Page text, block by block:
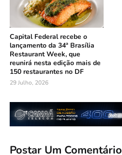
Capital Federal recebe o
lançamento da 34ª Brasília
Restaurant Week, que
reunirá nesta edição mais de
150 restaurantes no DF
29 Julho, 2026
Postar Um Comentário